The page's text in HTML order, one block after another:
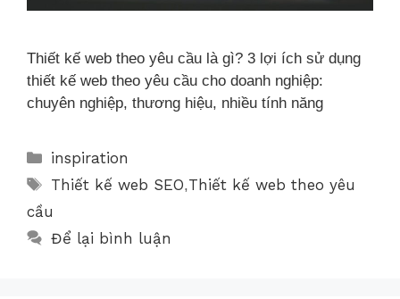
Thiết kế web theo yêu cầu là gì? 3 lợi ích sử dụng
thiết kế web theo yêu cầu cho doanh nghiệp:
chuyên nghiệp, thương hiệu, nhiều tính năng
inspiration
Thiết kế web SEO,Thiết kế web theo yêu
cầu
Để lại bình luận